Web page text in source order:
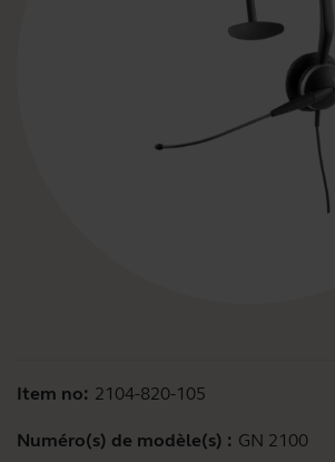
Item no: 2104-820-105
Numéro(s) de modèle(s) : GN 2100